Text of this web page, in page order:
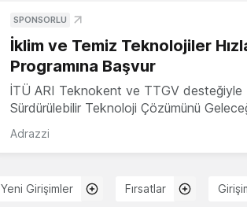
SPONSORLU
İklim ve Temiz Teknolojiler
Programına Başvur
İTÜ ARI Teknokent ve TTGV desteğiyle
Sürdürülebilir Teknoloji Çözümünü
Adrazzi
Yeni Girişimler Fırsatlar